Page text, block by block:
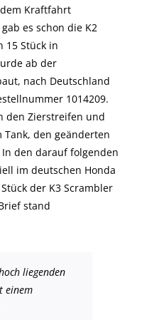
Kraftfahrt
es schon die K2
15 Stück in
ab der
nach Deutschland
1014209.
den Zierstreifen und
Tank, den geänderten
den darauf folgenden
im deutschen Honda
der K3 Scrambler
stand
liegenden
einem